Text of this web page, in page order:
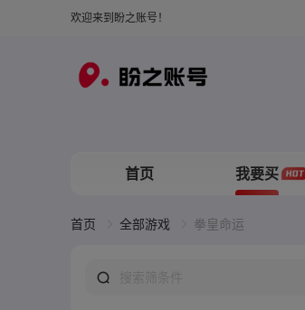
欢迎来到盼之账号！
首页 我要买
首页 全部游戏 拳皇命运